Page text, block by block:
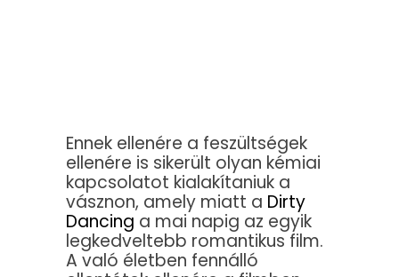
Ennek ellenére a feszültségek
ellenére is sikerült olyan kémiai
kapcsolatot kialakítaniuk a
vásznon, amely miatt a Dirty
Dancing a mai napig az egyik
legkedveltebb romantikus film.
A való életben fennálló